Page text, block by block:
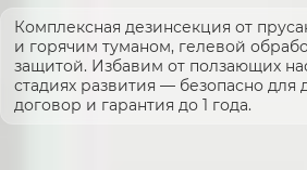
Комплексная дезинсекция от
и горячим туманом, гелевой
защитой. Избавим от ползающих
стадиях развития — безопасно для
договор и гарантия до 1 года.